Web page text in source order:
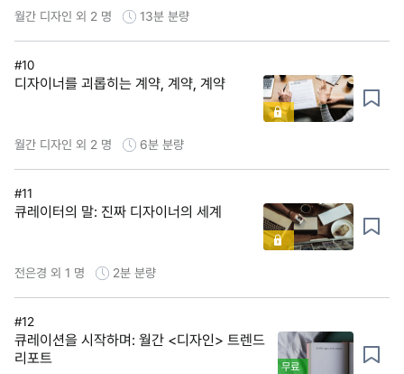
월간 디자인 외 2 명 13분 분량
#10
디자이너를 괴롭히는 계약, 계약, 계약
월간 디자인 외 2 명 6분 분량
#11
큐레이터의 말: 진짜 디자이너의 세계
전은경 외 1 명 2분 분량
#12
큐레이션을 시작하며: 월간 <디자인> 트렌드
리포트
무료